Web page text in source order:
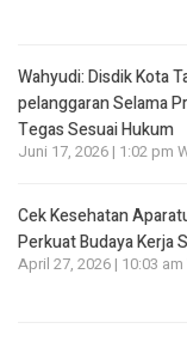
Wahyudi: Disdik Kota
pelanggaran Selama
Tegas Sesuai Hukum
Juni 17, 2026 | 1:02 pm
Cek Kesehatan
Perkuat Budaya Kerja
April 27, 2026 | 10:03 am